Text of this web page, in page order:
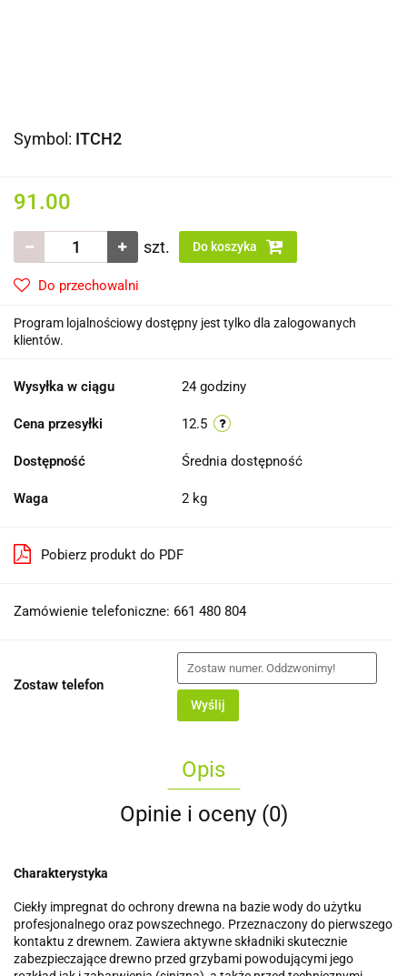
Symbol: ITCH2
91.00
szt. Do koszyka
Do przechowalni
Program lojalnościowy dostępny jest tylko dla zalogowanych
klientów.
Wysyłka w ciągu 24 godziny
Cena przesyłki 12.5
Dostępność Średnia dostępność
Waga 2 kg
Pobierz produkt do PDF
Zamówienie telefoniczne: 661 480 804
Zostaw telefon
Wyślij
Opis
Opinie i oceny (0)
Charakterystyka
Ciekły impregnat do ochrony drewna na bazie wody do użytku
profesjonalnego oraz powszechnego. Przeznaczony do pierwszego
kontaktu z drewnem. Zawiera aktywne składniki skutecznie
zabezpieczające drewno przed grzybami powodującymi jego